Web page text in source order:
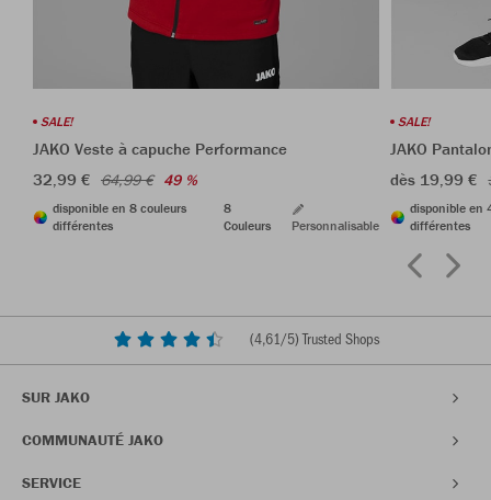
SALE!
JAKO Veste à capuche Performance
32,99 € 64,99 € 49 %
disponible en 8 couleurs
différentes
8
Couleurs
Personnalisable
SALE!
JAKO
dès 19,99 €
disponible en
différentes
(4,61/5) Trusted Shops
SUR JAKO
COMMUNAUTÉ JAKO
SERVICE